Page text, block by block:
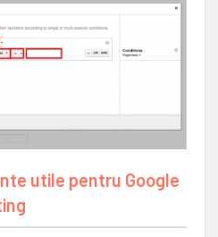
utile pentru Google